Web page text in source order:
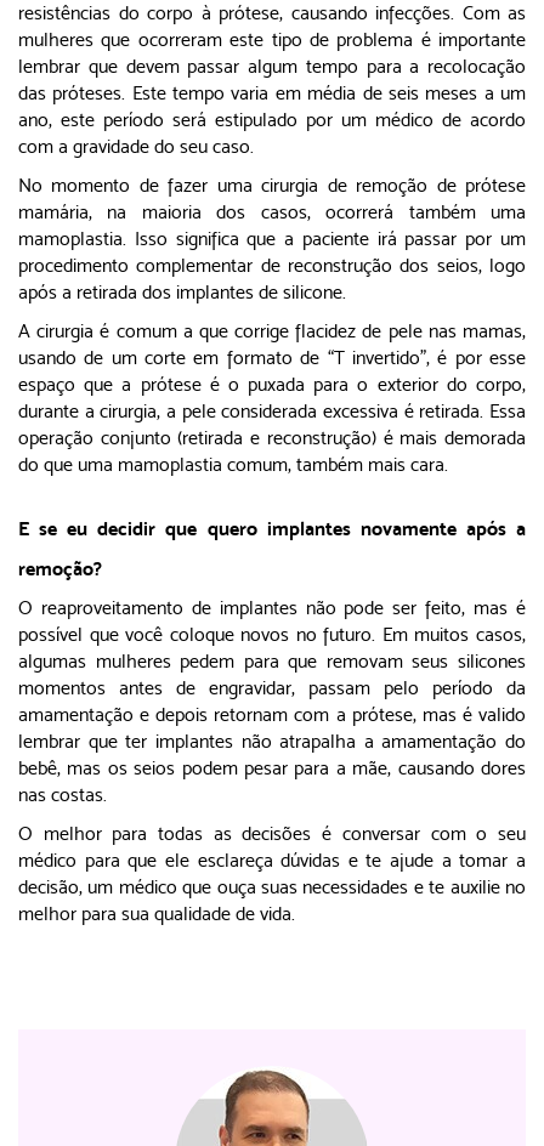
resistências do corpo à prótese, causando infecções. Com as
mulheres que ocorreram este tipo de problema é importante
lembrar que devem passar algum tempo para a recolocação
das próteses. Este tempo varia em média de seis meses a um
ano, este período será estipulado por um médico de acordo
com a gravidade do seu caso.
No momento de fazer uma cirurgia de remoção de prótese
mamária, na maioria dos casos, ocorrerá também uma
mamoplastia. Isso significa que a paciente irá passar por um
procedimento complementar de reconstrução dos seios, logo
após a retirada dos implantes de silicone.
A cirurgia é comum a que corrige flacidez de pele nas mamas,
usando de um corte em formato de “T invertido”, é por esse
espaço que a prótese é o puxada para o exterior do corpo,
durante a cirurgia, a pele considerada excessiva é retirada. Essa
operação conjunto (retirada e reconstrução) é mais demorada
do que uma mamoplastia comum, também mais cara.
E se eu decidir que quero implantes novamente após a
remoção?
O reaproveitamento de implantes não pode ser feito, mas é
possível que você coloque novos no futuro. Em muitos casos,
algumas mulheres pedem para que removam seus silicones
momentos antes de engravidar, passam pelo período da
amamentação e depois retornam com a prótese, mas é valido
lembrar que ter implantes não atrapalha a amamentação do
bebê, mas os seios podem pesar para a mãe, causando dores
nas costas.
O melhor para todas as decisões é conversar com o seu
médico para que ele esclareça dúvidas e te ajude a tomar a
decisão, um médico que ouça suas necessidades e te auxilie no
melhor para sua qualidade de vida.